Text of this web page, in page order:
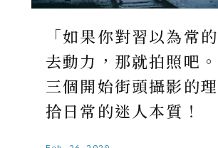
「如果你對習以為常
去動力，那就拍照吧
三個開始街頭攝影的
拾日常的迷人本質！